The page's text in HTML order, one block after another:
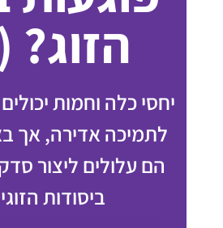
הזוג?
יחסי כלה וחמות
לתמיכה אדירה, אך
הם עלולים ליצור
ביסודות